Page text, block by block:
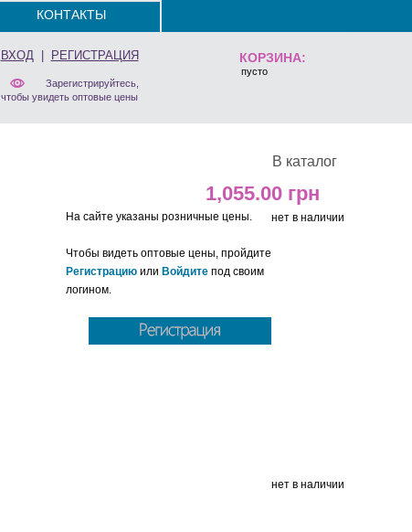
КОРЗИНА:
пусто
КОНТАКТЫ
ВХОД| РЕГИСТРАЦИЯ
Зарегистрируйтесь,
чтобы увидеть оптовые цены
В каталог
1,055.00
нет в наличии
На сайте указаны розничные цены.
Чтобы видеть оптовые цены, пройдите
Регистрацию или Войдите под своим
логином.
нет в наличии